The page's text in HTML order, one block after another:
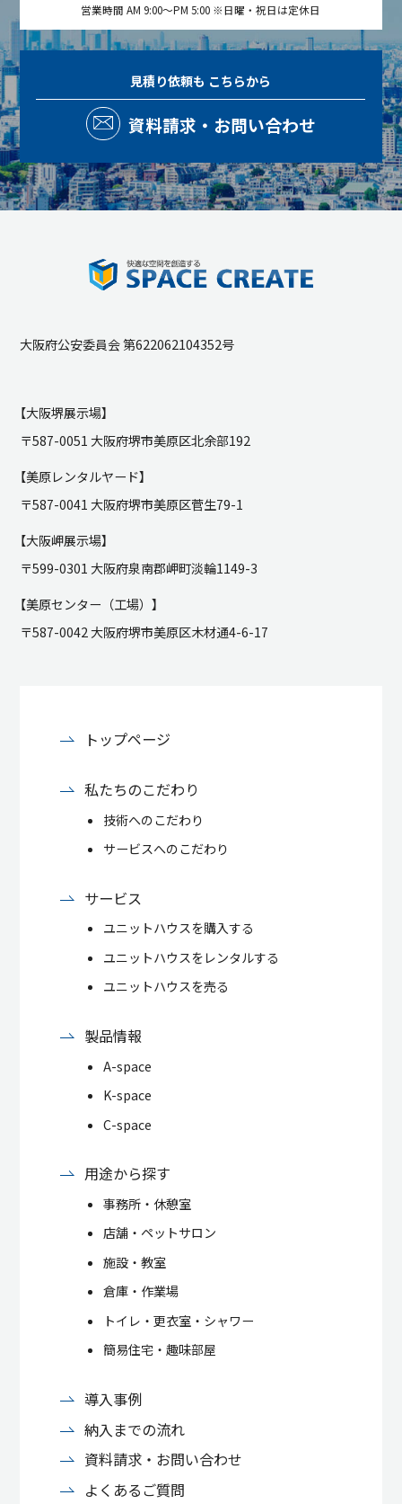
営業時間 AM 9:00～PM 5:00 ※日曜・祝日は定休日
見積り依頼も こちらから
資料請求・お問い合わせ
大阪府公安委員会 第622062104352号
【大阪堺展示場】
〒587-0051 大阪府堺市美原区北余部192
【美原レンタルヤード】
〒587-0041 大阪府堺市美原区菅生79-1
【大阪岬展示場】
〒599-0301 大阪府泉南郡岬町淡輪1149-3
【美原センター（工場）】
〒587-0042 大阪府堺市美原区木材通4-6-17
トップページ
私たちのこだわり
技術へのこだわり
サービスへのこだわり
サービス
ユニットハウスを購入する
ユニットハウスをレンタルする
ユニットハウスを売る
製品情報
A-space
K-space
C-space
用途から探す
事務所・休憩室
店舗・ペットサロン
施設・教室
倉庫・作業場
トイレ・更衣室・シャワー
簡易住宅・趣味部屋
導入事例
納入までの流れ
資料請求・お問い合わせ
よくあるご質問